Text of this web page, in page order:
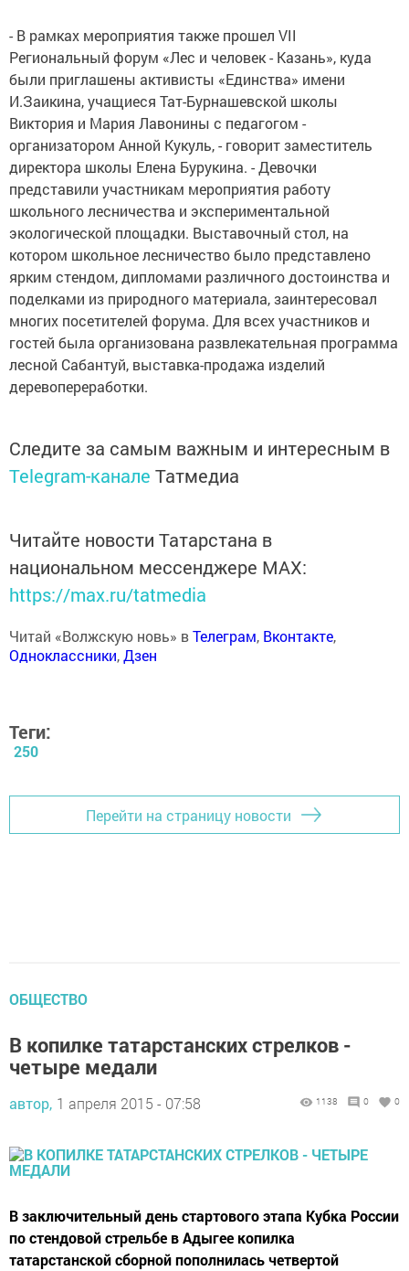
- В рамках мероприятия также прошел VII
Региональный форум «Лес и человек - Казань», куда
были приглашены активисты «Единства» имени
И.Заикина, учащиеся Тат-Бурнашевской школы
Виктория и Мария Лавонины с педагогом -
организатором Анной Кукуль, - говорит заместитель
директора школы Елена Бурукина. - Девочки
представили участникам мероприятия работу
школьного лесничества и экспериментальной
экологической площадки. Выставочный стол, на
котором школьное лесничество было представлено
ярким стендом, дипломами различного достоинства и
поделками из природного материала, заинтересовал
многих посетителей форума. Для всех участников и
гостей была организована развлекательная программа
лесной Сабантуй, выставка-продажа изделий
деревопереработки.
Следите за самым важным и интересным в
Telegram-канале Татмедиа
Читайте новости Татарстана в
национальном мессенджере MАХ:
https://max.ru/tatmedia
Читай «Волжскую новь» вТелеграм, Вконтакте,
Одноклассники,Дзен
Теги:
250
Перейти на страницу новости
ОБЩЕСТВО
В копилке татарстанских стрелков -
четыре медали
автор, 1 апреля 2015 - 07:58 1138 0 0
В заключительный день стартового этапа Кубка России
по стендовой стрельбе в Адыгее копилка
татарстанской сборной пополнилась четвертой